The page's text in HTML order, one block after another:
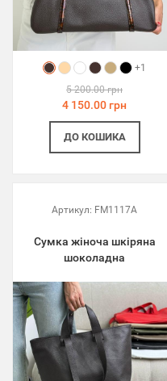
+1
5 200.00 грн
4 150.00 грн
ДО КОШИКА
Артикул: FM1117A
Сумка жіноча шкіряна
шоколадна